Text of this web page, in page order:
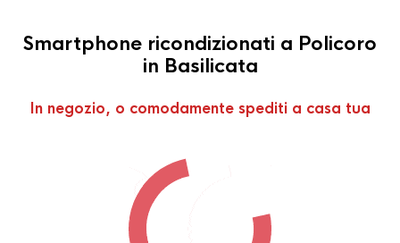
Smartphone ricondizionati a Policoro
in Basilicata
In negozio, o comodamente spediti a casa tua